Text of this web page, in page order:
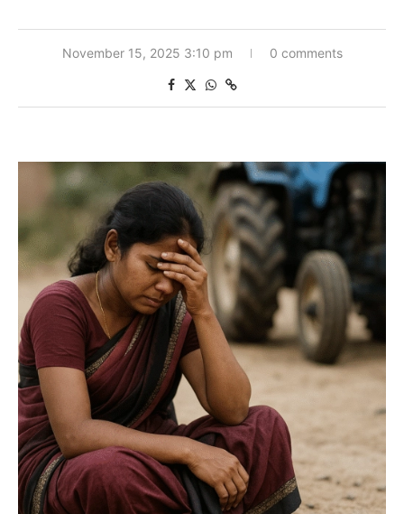
November 15, 2025 3:10 pm 0 comments